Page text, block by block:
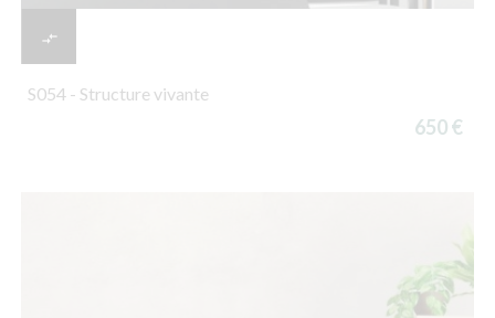

S054 - Structure vivante
650 €